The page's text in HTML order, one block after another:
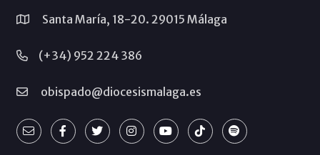
Santa María, 18-20. 29015 Málaga
(+34) 952 224 386
obispado@diocesismalaga.es